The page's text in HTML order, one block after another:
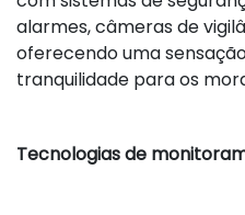
alarmes, câmeras de
oferecendo uma
tranquilidade para os
Tecnologias de